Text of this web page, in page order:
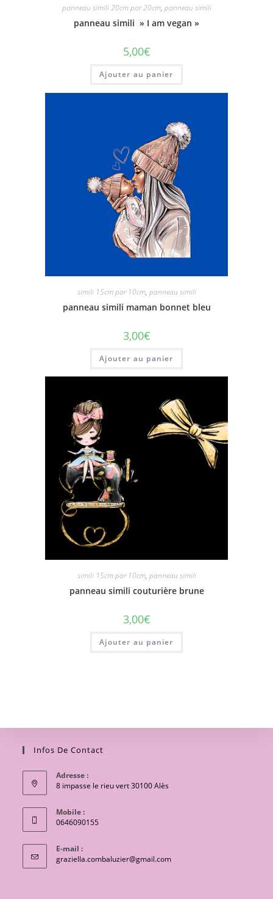
panneau simili 20cm par 20cm, panneau simili
panneau simili » I am vegan »
5,00€
Ajouter au panier
simili 15cm par 10cm, panneau simili
panneau simili maman bonnet bleu
3,00€
Ajouter au panier
simili 15cm par 10cm, panneau simili
panneau simili couturière brune
3,00€
Ajouter au panier
Infos De Contact
Adresse :
8 impasse le rieu vert 30100 Alès
Mobile :
0646090155
E-mail :
graziella.combaluzier@gmail.comS’ouvre